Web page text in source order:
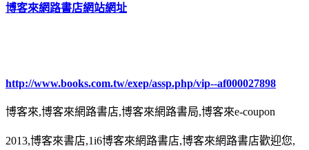
博客來網路書店網站網址
http://www.books.com.tw/exep/assp.php/vip--af000027898
博客來,博客來網路書店,博客來網路書局,博客來e-coupon
2013,博客來書店,1i6博客來網路書店,博客來網路書店歡迎您,